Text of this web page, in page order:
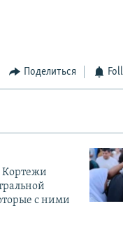
Поделиться
Кортежи
с ними